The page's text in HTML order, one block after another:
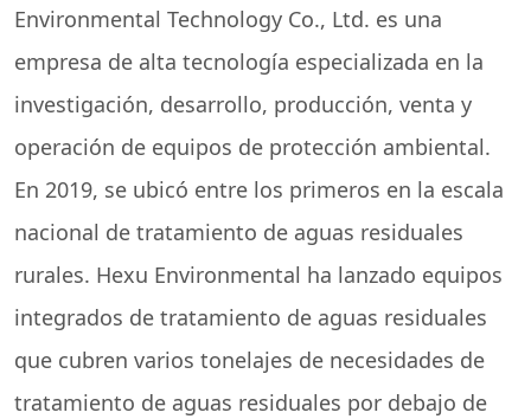
Environmental Technology Co., Ltd. es una
empresa de alta tecnología especializada en la
investigación, desarrollo, producción, venta y
operación de equipos de protección ambiental.
En 2019, se ubicó entre los primeros en la escala
nacional de tratamiento de aguas residuales
rurales. Hexu Environmental ha lanzado equipos
integrados de tratamiento de aguas residuales
que cubren varios tonelajes de necesidades de
tratamiento de aguas residuales por debajo de